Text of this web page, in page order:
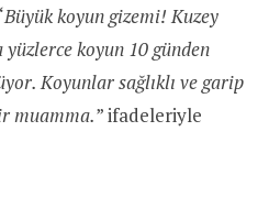
Büyük koyun gizemi! Kuzey
yüzlerce koyun 10 günden
Koyunlar sağlıklı ve garip
muamma.” ifadeleriyle